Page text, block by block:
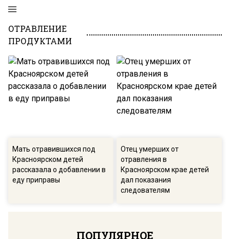
ОТРАВЛЕНИЕ
ПРОДУКТАМИ
Мать отравившихся под
Красноярском детей
рассказала о добавлении в
еду приправы
Отец умерших от
отравления в
Красноярском крае детей
дал показания
следователям
ПОПУЛЯРНОЕ